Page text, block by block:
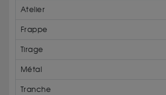
Atelier
Frappe
Tirage
Métal
Tranche